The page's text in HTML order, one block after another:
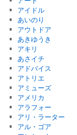
アイドル
あいのり
アウトドア
あきゆうき
アキリ
あさイチ
アドバイス
アトリエ
アミューズ
アメリカ
アラフォー
アリ・ラーター
アル・ゴア